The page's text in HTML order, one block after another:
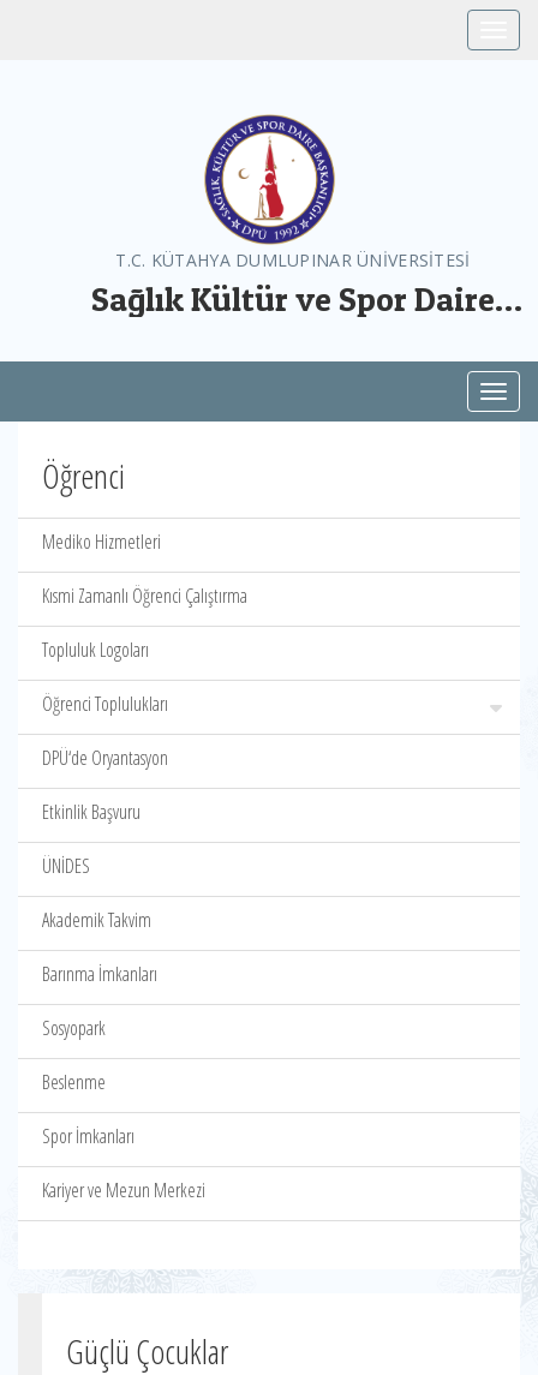
T.C. KÜTAHYA DUMLUPINAR ÜNİVERSİTESİ
Sağlık Kültür ve Spor Daire
Öğrenci
Mediko Hizmetleri
Kısmi Zamanlı Öğrenci Çalıştırma
Topluluk Logoları
Öğrenci Toplulukları
DPÜ‘de Oryantasyon
Etkinlik Başvuru
ÜNİDES
Akademik Takvim
Barınma İmkanları
Sosyopark
Beslenme
Spor İmkanları
Kariyer ve Mezun Merkezi
Güçlü Çocuklar